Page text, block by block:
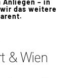
– in
das weitere
& Wien